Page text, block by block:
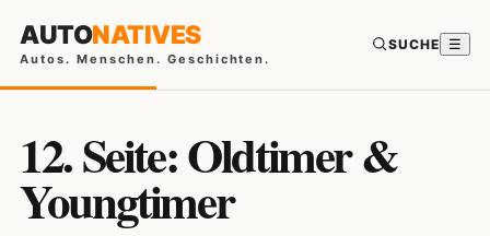
AUTONATIVES
Autos. Menschen. Geschichten.
SUCHE ☰
12. Seite: Oldtimer &
Youngtimer